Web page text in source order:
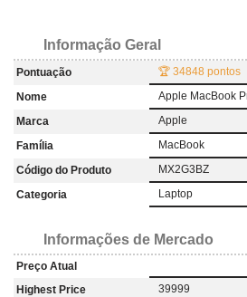
Informação Geral
Pontuação
🏆 34848 pontos
Nome
Apple MacBook
Marca
Apple
Família
MacBook
Código do Produto
MX2G3BZ
Categoria
Laptop
Informações de Mercado
Preço Atual
Highest Price
39999